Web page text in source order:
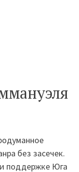
без засечек.
поддержке Юга